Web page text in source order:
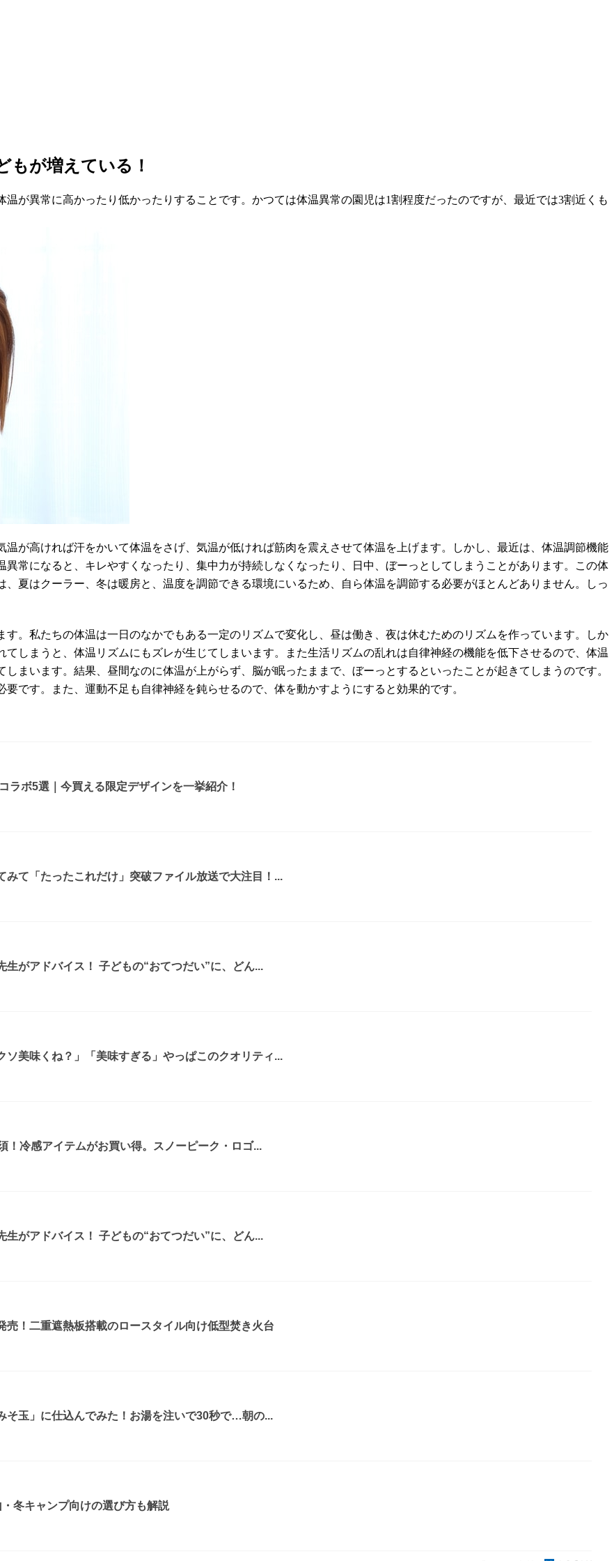
もが増えている！
温が異常に高かったり低かったりすることです。かつては体温異常の園児は1割程度だったのですが、最近では3割近くも
が高ければ汗をかいて体温をさげ、気温が低ければ筋肉を震えさせて体温を上げます。しかし、最近は、体温調節機能
常になると、キレやすくなったり、集中力が持続しなくなったり、日中、ぼーっとしてしまうことがあります。この体
夏はクーラー、冬は暖房と、温度を調節できる環境にいるため、自ら体温を調節する必要がほとんどありません。しっ
。私たちの体温は一日のなかでもある一定のリズムで変化し、昼は働き、夜は休むためのリズムを作っています。しか
しまうと、体温リズムにもズレが生じてしまいます。また生活リズムの乱れは自律神経の機能を低下させるので、体温
まいます。結果、昼間なのに体温が上がらず、脳が眠ったままで、ぼーっとするといったことが起きてしまうのです。
です。また、運動不足も自律神経を鈍らせるので、体を動かすようにすると効果的です。
ラボ5選｜今買える限定デザインを一挙紹介！
みて「たったこれだけ」突破ファイル放送で大注目！...
生がアドバイス！ 子どもの“おてつだい”に、どん...
美味くね？」「美味すぎる」やっぱこのクオリティ...
！冷感アイテムがお買い得。スノーピーク・ロゴ...
生がアドバイス！ 子どもの“おてつだい”に、どん...
売！二重遮熱板搭載のロースタイル向け低型焚き火台
そ玉」に仕込んでみた！お湯を注いで30秒で…朝の...
冬キャンプ向けの選び方も解説